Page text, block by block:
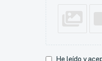
He leído y